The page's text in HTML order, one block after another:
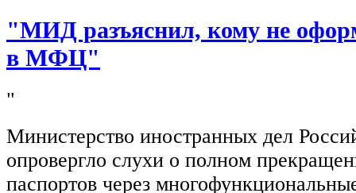
"МИД разъяснил, кому не
в МФЦ"
"
Министерство иностранных дел
опровергло слухи о полном
паспортов через